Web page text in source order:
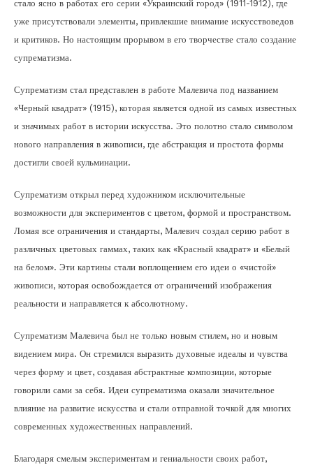
стало ясно в работах его серии «Украинский город» (1911-1912), где
уже присутствовали элементы, привлекшие внимание искусствоведов
и критиков. Но настоящим прорывом в его творчестве стало создание
супрематизма.
Супрематизм стал представлен в работе Малевича под названием
«Черный квадрат» (1915), которая является одной из самых известных
и значимых работ в истории искусства. Это полотно стало символом
нового направления в живописи, где абстракция и простота формы
достигли своей кульминации.
Супрематизм открыл перед художником исключительные
возможности для экспериментов с цветом, формой и пространством.
Ломая все ограничения и стандарты, Малевич создал серию работ в
различных цветовых гаммах, таких как «Красный квадрат» и «Белый
на белом». Эти картины стали воплощением его идеи о «чистой»
живописи, которая освобождается от ограничений изображения
реальности и направляется к абсолютному.
Супрематизм Малевича был не только новым стилем, но и новым
видением мира. Он стремился выразить духовные идеалы и чувства
через форму и цвет, создавая абстрактные композиции, которые
говорили сами за себя. Идеи супрематизма оказали значительное
влияние на развитие искусства и стали отправной точкой для многих
современных художественных направлений.
Благодаря смелым экспериментам и гениальности своих работ,